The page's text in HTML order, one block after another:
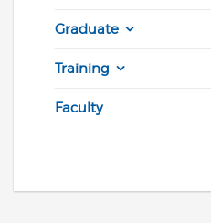
Graduate
Training
Faculty